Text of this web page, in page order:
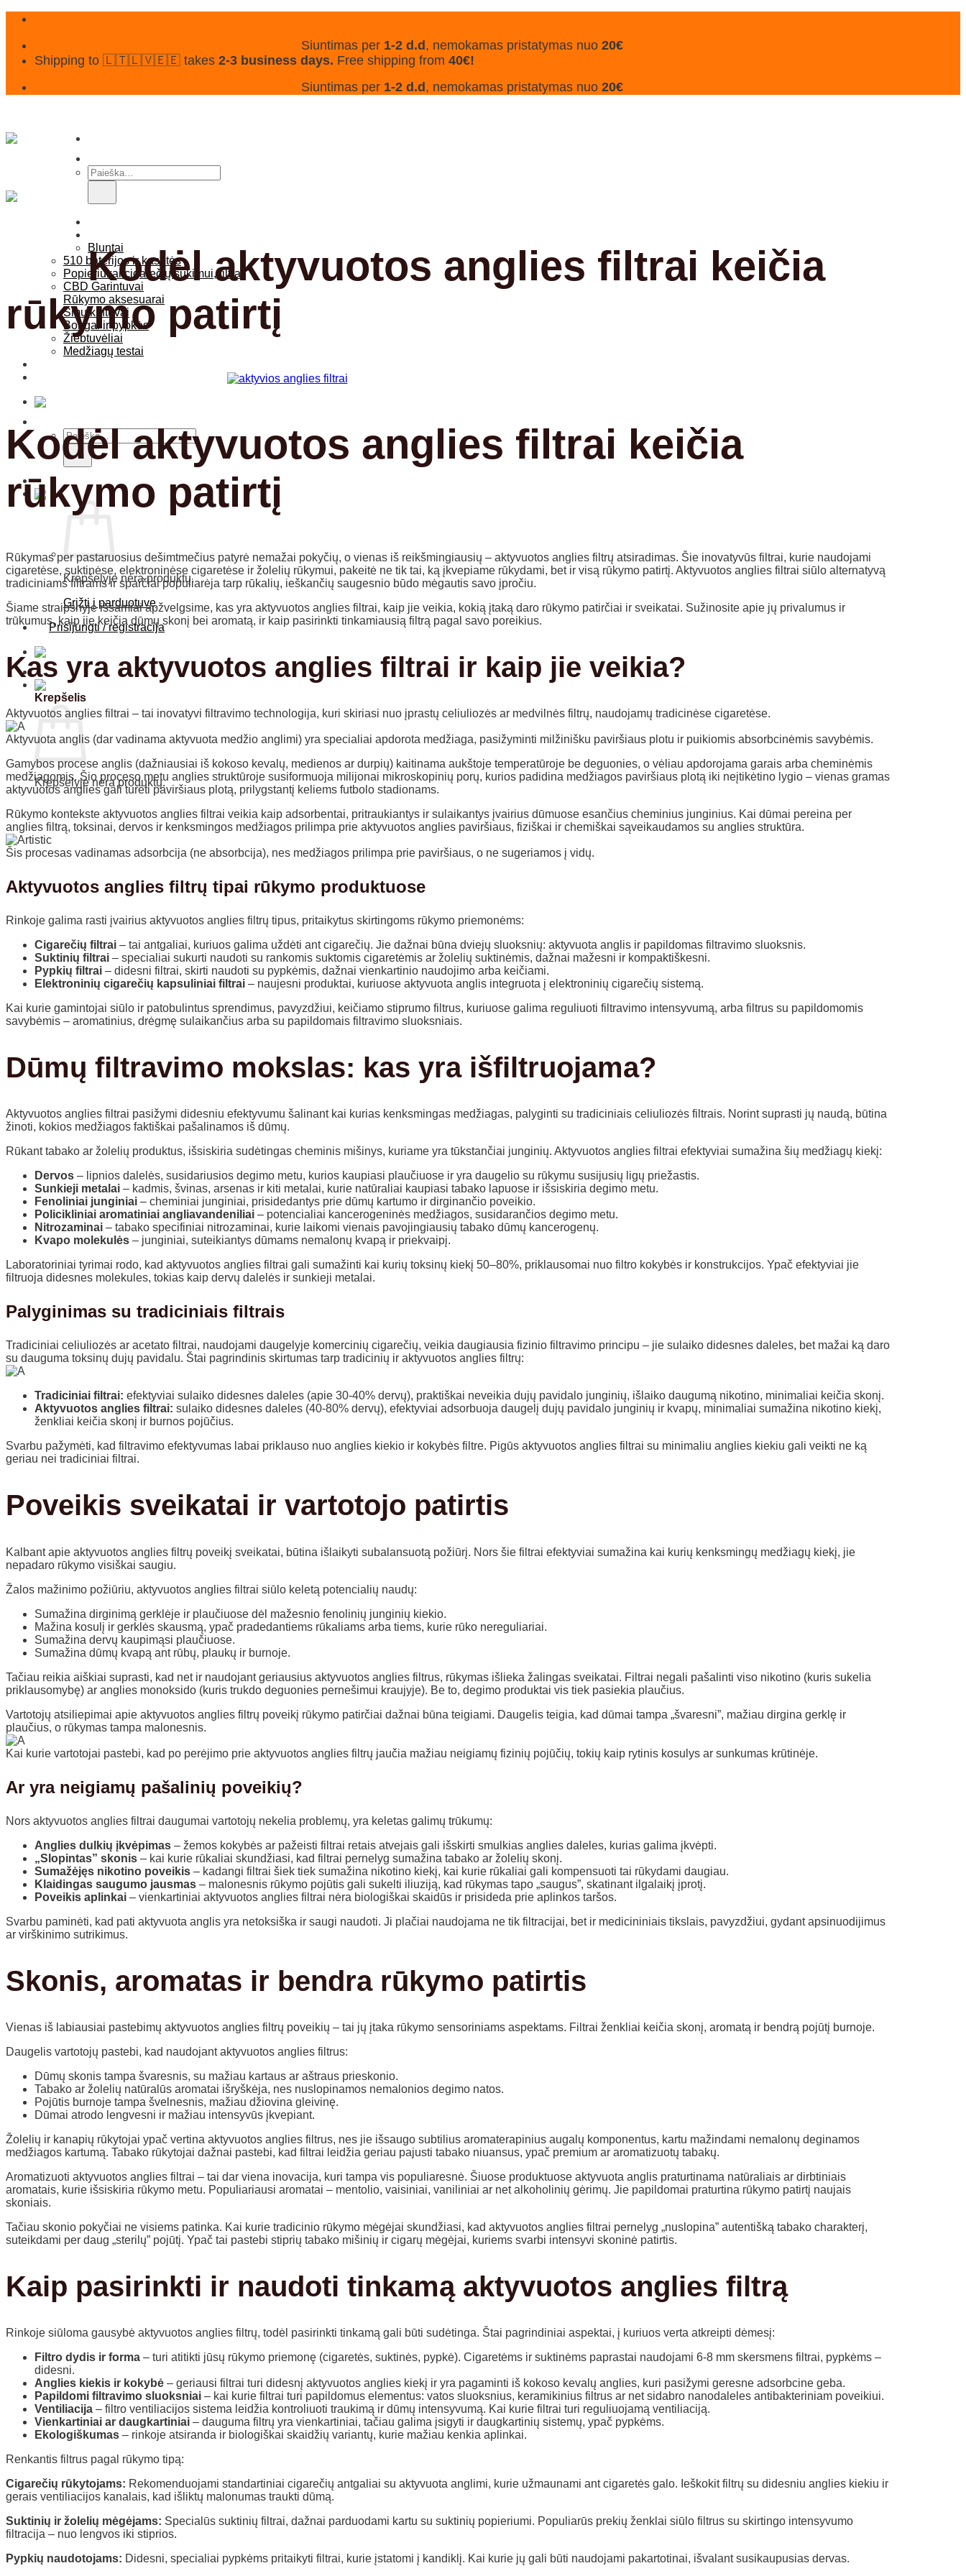
Skip
content
Siuntimas per 1-2 d.d , nemokamas pristatymas nuo 20€
Shipping to 🇱🇹🇱🇻🇪🇪 takes 2-3 business days. Free shipping from 40€!
Siuntimas per 1-2 d.d , nemokamas pristatymas nuo 20€
Ieškoti:
Bluntai
510 baterijos ir kasetės
Popieriukai cigarečių sukimui, filtrai
CBD Garintuvai
Rūkymo aksesuarai
Smulkintuvai
Bongai ir pypkės
Žiebtuvėliai
Medžiagų testai
Ieškoti:
Krepšelyje nėra produktų.
Grįžti į parduotuvę
Prisijungti / registracija
Krepšelis
Krepšelyje nėra produktų.
Grįžti į parduotuvę
Kodėl aktyvuotos anglies filtrai keičia
rūkymo patirtį
Kodėl aktyvuotos anglies filtrai keičia
rūkymo patirtį
Rūkymas per pastaruosius dešimtmečius patyrė nemažai pokyčių, o vienas iš reikšmingiausių – aktyvuotos anglies filtrų atsiradimas. Šie inovatyvūs filtrai, kurie naudojami
cigaretėse, suktinėse, elektroninėse cigaretėse ir žolelių rūkymui, pakeitė ne tik tai, ką įkvepiame rūkydami, bet ir visą rūkymo patirtį. Aktyvuotos anglies filtrai siūlo alternatyvą
tradiciniams filtrams ir sparčiai populiarėja tarp rūkalių, ieškančių saugesnio būdo mėgautis savo įpročiu.
Šiame straipsnyje išsamiai apžvelgsime, kas yra aktyvuotos anglies filtrai, kaip jie veikia, kokią įtaką daro rūkymo patirčiai ir sveikatai. Sužinosite apie jų privalumus ir
trūkumus, kaip jie keičia dūmų skonį bei aromatą, ir kaip pasirinkti tinkamiausią filtrą pagal savo poreikius.
Kas yra aktyvuotos anglies filtrai ir kaip jie veikia?
Aktyvuotos anglies filtrai – tai inovatyvi filtravimo technologija, kuri skiriasi nuo įprastų celiuliozės ar medvilnės filtrų, naudojamų tradicinėse cigaretėse.
Aktyvuota anglis (dar vadinama aktyvuota medžio anglimi) yra specialiai apdorota medžiaga, pasižyminti milžinišku paviršiaus plotu ir puikiomis absorbcinėmis savybėmis.
Gamybos procese anglis (dažniausiai iš kokoso kevalų, medienos ar durpių) kaitinama aukštoje temperatūroje be deguonies, o vėliau apdorojama garais arba cheminėmis
medžiagomis. Šio proceso metu anglies struktūroje susiformuoja milijonai mikroskopinių porų, kurios padidina medžiagos paviršiaus plotą iki neįtikėtino lygio – vienas gramas
aktyvuotos anglies gali turėti paviršiaus plotą, prilygstantį keliems futbolo stadionams.
Rūkymo kontekste aktyvuotos anglies filtrai veikia kaip adsorbentai, pritraukiantys ir sulaikantys įvairius dūmuose esančius cheminius junginius. Kai dūmai pereina per
anglies filtrą, toksinai, dervos ir kenksmingos medžiagos prilimpa prie aktyvuotos anglies paviršiaus, fiziškai ir chemiškai sąveikaudamos su anglies struktūra.
Šis procesas vadinamas adsorbcija (ne absorbcija), nes medžiagos prilimpa prie paviršiaus, o ne sugeriamos į vidų.
Aktyvuotos anglies filtrų tipai rūkymo produktuose
Rinkoje galima rasti įvairius aktyvuotos anglies filtrų tipus, pritaikytus skirtingoms rūkymo priemonėms:
Cigarečių filtrai – tai antgaliai, kuriuos galima uždėti ant cigarečių. Jie dažnai būna dviejų sluoksnių: aktyvuota anglis ir papildomas filtravimo sluoksnis.
Suktinių filtrai – specialiai sukurti naudoti su rankomis suktomis cigaretėmis ar žolelių suktinėmis, dažnai mažesni ir kompaktiškesni.
Pypkių filtrai – didesni filtrai, skirti naudoti su pypkėmis, dažnai vienkartinio naudojimo arba keičiami.
Elektroninių cigarečių kapsuliniai filtrai – naujesni produktai, kuriuose aktyvuota anglis integruota į elektroninių cigarečių sistemą.
Kai kurie gamintojai siūlo ir patobulintus sprendimus, pavyzdžiui, keičiamo stiprumo filtrus, kuriuose galima reguliuoti filtravimo intensyvumą, arba filtrus su papildomomis
savybėmis – aromatinius, drėgmę sulaikančius arba su papildomais filtravimo sluoksniais.
Dūmų filtravimo mokslas: kas yra išfiltruojama?
Aktyvuotos anglies filtrai pasižymi didesniu efektyvumu šalinant kai kurias kenksmingas medžiagas, palyginti su tradiciniais celiuliozės filtrais. Norint suprasti jų naudą, būtina
žinoti, kokios medžiagos faktiškai pašalinamos iš dūmų.
Rūkant tabako ar žolelių produktus, išsiskiria sudėtingas cheminis mišinys, kuriame yra tūkstančiai junginių. Aktyvuotos anglies filtrai efektyviai sumažina šių medžiagų kiekį:
Dervos – lipnios dalelės, susidariusios degimo metu, kurios kaupiasi plaučiuose ir yra daugelio su rūkymu susijusių ligų priežastis.
Sunkieji metalai – kadmis, švinas, arsenas ir kiti metalai, kurie natūraliai kaupiasi tabako lapuose ir išsiskiria degimo metu.
Fenoliniai junginiai – cheminiai junginiai, prisidedantys prie dūmų kartumo ir dirginančio poveikio.
Policikliniai aromatiniai angliavandeniliai – potencialiai kancerogeninės medžiagos, susidarančios degimo metu.
Nitrozaminai – tabako specifiniai nitrozaminai, kurie laikomi vienais pavojingiausių tabako dūmų kancerogenų.
Kvapo molekulės – junginiai, suteikiantys dūmams nemalonų kvapą ir priekvaipį.
Laboratoriniai tyrimai rodo, kad aktyvuotos anglies filtrai gali sumažinti kai kurių toksinų kiekį 50–80%, priklausomai nuo filtro kokybės ir konstrukcijos. Ypač efektyviai jie
filtruoja didesnes molekules, tokias kaip dervų dalelės ir sunkieji metalai.
Palyginimas su tradiciniais filtrais
Tradiciniai celiuliozės ar acetato filtrai, naudojami daugelyje komercinių cigarečių, veikia daugiausia fizinio filtravimo principu – jie sulaiko didesnes daleles, bet mažai ką daro
su dauguma toksinų dujų pavidalu. Štai pagrindinis skirtumas tarp tradicinių ir aktyvuotos anglies filtrų:
Tradiciniai filtrai: efektyviai sulaiko didesnes daleles (apie 30-40% dervų), praktiškai neveikia dujų pavidalo junginių, išlaiko daugumą nikotino, minimaliai keičia skonį.
Aktyvuotos anglies filtrai: sulaiko didesnes daleles (40-80% dervų), efektyviai adsorbuoja daugelį dujų pavidalo junginių ir kvapų, minimaliai sumažina nikotino kiekį,
ženkliai keičia skonį ir burnos pojūčius.
Svarbu pažymėti, kad filtravimo efektyvumas labai priklauso nuo anglies kiekio ir kokybės filtre. Pigūs aktyvuotos anglies filtrai su minimaliu anglies kiekiu gali veikti ne ką
geriau nei tradiciniai filtrai.
Poveikis sveikatai ir vartotojo patirtis
Kalbant apie aktyvuotos anglies filtrų poveikį sveikatai, būtina išlaikyti subalansuotą požiūrį. Nors šie filtrai efektyviai sumažina kai kurių kenksmingų medžiagų kiekį, jie
nepadaro rūkymo visiškai saugiu.
Žalos mažinimo požiūriu, aktyvuotos anglies filtrai siūlo keletą potencialių naudų:
Sumažina dirginimą gerklėje ir plaučiuose dėl mažesnio fenolinių junginių kiekio.
Mažina kosulį ir gerklės skausmą, ypač pradedantiems rūkaliams arba tiems, kurie rūko nereguliariai.
Sumažina dervų kaupimąsi plaučiuose.
Sumažina dūmų kvapą ant rūbų, plaukų ir burnoje.
Tačiau reikia aiškiai suprasti, kad net ir naudojant geriausius aktyvuotos anglies filtrus, rūkymas išlieka žalingas sveikatai. Filtrai negali pašalinti viso nikotino (kuris sukelia
priklausomybę) ar anglies monoksido (kuris trukdo deguonies pernešimui kraujyje). Be to, degimo produktai vis tiek pasiekia plaučius.
Vartotojų atsiliepimai apie aktyvuotos anglies filtrų poveikį rūkymo patirčiai dažnai būna teigiami. Daugelis teigia, kad dūmai tampa „švaresni”, mažiau dirgina gerklę ir
plaučius, o rūkymas tampa malonesnis.
Kai kurie vartotojai pastebi, kad po perėjimo prie aktyvuotos anglies filtrų jaučia mažiau neigiamų fizinių pojūčių, tokių kaip rytinis kosulys ar sunkumas krūtinėje.
Ar yra neigiamų pašalinių poveikių?
Nors aktyvuotos anglies filtrai daugumai vartotojų nekelia problemų, yra keletas galimų trūkumų:
Anglies dulkių įkvėpimas – žemos kokybės ar pažeisti filtrai retais atvejais gali išskirti smulkias anglies daleles, kurias galima įkvėpti.
„Slopintas” skonis – kai kurie rūkaliai skundžiasi, kad filtrai pernelyg sumažina tabako ar žolelių skonį.
Sumažėjęs nikotino poveikis – kadangi filtrai šiek tiek sumažina nikotino kiekį, kai kurie rūkaliai gali kompensuoti tai rūkydami daugiau.
Klaidingas saugumo jausmas – malonesnis rūkymo pojūtis gali sukelti iliuziją, kad rūkymas tapo „saugus”, skatinant ilgalaikį įprotį.
Poveikis aplinkai – vienkartiniai aktyvuotos anglies filtrai nėra biologiškai skaidūs ir prisideda prie aplinkos taršos.
Svarbu paminėti, kad pati aktyvuota anglis yra netoksiška ir saugi naudoti. Ji plačiai naudojama ne tik filtracijai, bet ir medicininiais tikslais, pavyzdžiui, gydant apsinuodijimus
ar virškinimo sutrikimus.
Skonis, aromatas ir bendra rūkymo patirtis
Vienas iš labiausiai pastebimų aktyvuotos anglies filtrų poveikių – tai jų įtaka rūkymo sensoriniams aspektams. Filtrai ženkliai keičia skonį, aromatą ir bendrą pojūtį burnoje.
Daugelis vartotojų pastebi, kad naudojant aktyvuotos anglies filtrus:
Dūmų skonis tampa švaresnis, su mažiau kartaus ar aštraus prieskonio.
Tabako ar žolelių natūralūs aromatai išryškėja, nes nuslopinamos nemalonios degimo natos.
Pojūtis burnoje tampa švelnesnis, mažiau džiovina gleivinę.
Dūmai atrodo lengvesni ir mažiau intensyvūs įkvepiant.
Žolelių ir kanapių rūkytojai ypač vertina aktyvuotos anglies filtrus, nes jie išsaugo subtilius aromaterapinius augalų komponentus, kartu mažindami nemalonų deginamos
medžiagos kartumą. Tabako rūkytojai dažnai pastebi, kad filtrai leidžia geriau pajusti tabako niuansus, ypač premium ar aromatizuotų tabakų.
Aromatizuoti aktyvuotos anglies filtrai – tai dar viena inovacija, kuri tampa vis populiaresnė. Šiuose produktuose aktyvuota anglis praturtinama natūraliais ar dirbtiniais
aromatais, kurie išsiskiria rūkymo metu. Populiariausi aromatai – mentolio, vaisiniai, vaniliniai ar net alkoholinių gėrimų. Jie papildomai praturtina rūkymo patirtį naujais
skoniais.
Tačiau skonio pokyčiai ne visiems patinka. Kai kurie tradicinio rūkymo mėgėjai skundžiasi, kad aktyvuotos anglies filtrai pernelyg „nuslopina” autentišką tabako charakterį,
suteikdami per daug „sterilų” pojūtį. Ypač tai pastebi stiprių tabako mišinių ir cigarų mėgėjai, kuriems svarbi intensyvi skoninė patirtis.
Kaip pasirinkti ir naudoti tinkamą aktyvuotos anglies filtrą
Rinkoje siūloma gausybė aktyvuotos anglies filtrų, todėl pasirinkti tinkamą gali būti sudėtinga. Štai pagrindiniai aspektai, į kuriuos verta atkreipti dėmesį:
Filtro dydis ir forma – turi atitikti jūsų rūkymo priemonę (cigaretės, suktinės, pypkė). Cigaretėms ir suktinėms paprastai naudojami 6-8 mm skersmens filtrai, pypkėms –
didesni.
Anglies kiekis ir kokybė – geriausi filtrai turi didesnį aktyvuotos anglies kiekį ir yra pagaminti iš kokoso kevalų anglies, kuri pasižymi geresne adsorbcine geba.
Papildomi filtravimo sluoksniai – kai kurie filtrai turi papildomus elementus: vatos sluoksnius, keramikinius filtrus ar net sidabro nanodaleles antibakteriniam poveikiui.
Ventiliacija – filtro ventiliacijos sistema leidžia kontroliuoti traukimą ir dūmų intensyvumą. Kai kurie filtrai turi reguliuojamą ventiliaciją.
Vienkartiniai ar daugkartiniai – dauguma filtrų yra vienkartiniai, tačiau galima įsigyti ir daugkartinių sistemų, ypač pypkėms.
Ekologiškumas – rinkoje atsiranda ir biologiškai skaidžių variantų, kurie mažiau kenkia aplinkai.
Renkantis filtrus pagal rūkymo tipą:
Cigarečių rūkytojams: Rekomenduojami standartiniai cigarečių antgaliai su aktyvuota anglimi, kurie užmaunami ant cigaretės galo. Ieškokit filtrų su didesniu anglies kiekiu ir
gerais ventiliacijos kanalais, kad išliktų malonumas traukti dūmą.
Suktinių ir žolelių mėgėjams: Specialūs suktinių filtrai, dažnai parduodami kartu su suktinių popieriumi. Populiarūs prekių ženklai siūlo filtrus su skirtingo intensyvumo
filtracija – nuo lengvos iki stiprios.
Pypkių naudotojams: Didesni, specialiai pypkėms pritaikyti filtrai, kurie įstatomi į kandiklį. Kai kurie jų gali būti naudojami pakartotinai, išvalant susikaupusias dervas.